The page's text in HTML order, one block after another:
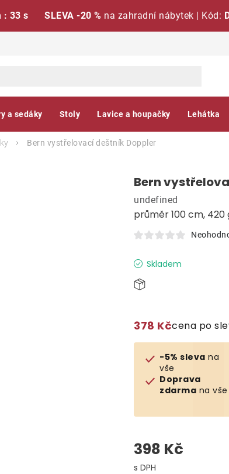
: 32 s SLEVA -20 % na zahradní nábytek | Kód:
a sedáky Stoly Lavice a houpačky Lehátka
Bern vystřelovací deštník Doppler
Bern
průměr 100 cm, 420
undefined
Skladem
378 Kčcena po
-5% sleva na
vše
Doprava
zdarma na vše
398 Kč